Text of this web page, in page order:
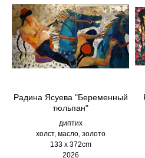
Радина Ясуева "Беременный
тюльпан"
диптих
холст, масло, золото
133 х 372cm
2026